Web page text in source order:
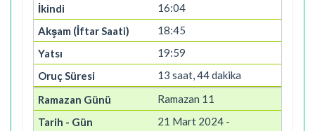
16:04
18:45
19:59
13 saat, 44 dakika
Ramazan 11
21 Mart 2024 -